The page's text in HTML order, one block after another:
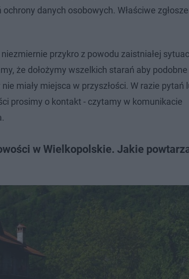
danych osobowych. Właściwe
przykro z powodu zaistniałej
że dołożymy wszelkich starań aby podobne
miały miejsca w przyszłości. W razie pytań
prosimy o kontakt - czytamy w komunikacie
w Wielkopolskie. Jakie